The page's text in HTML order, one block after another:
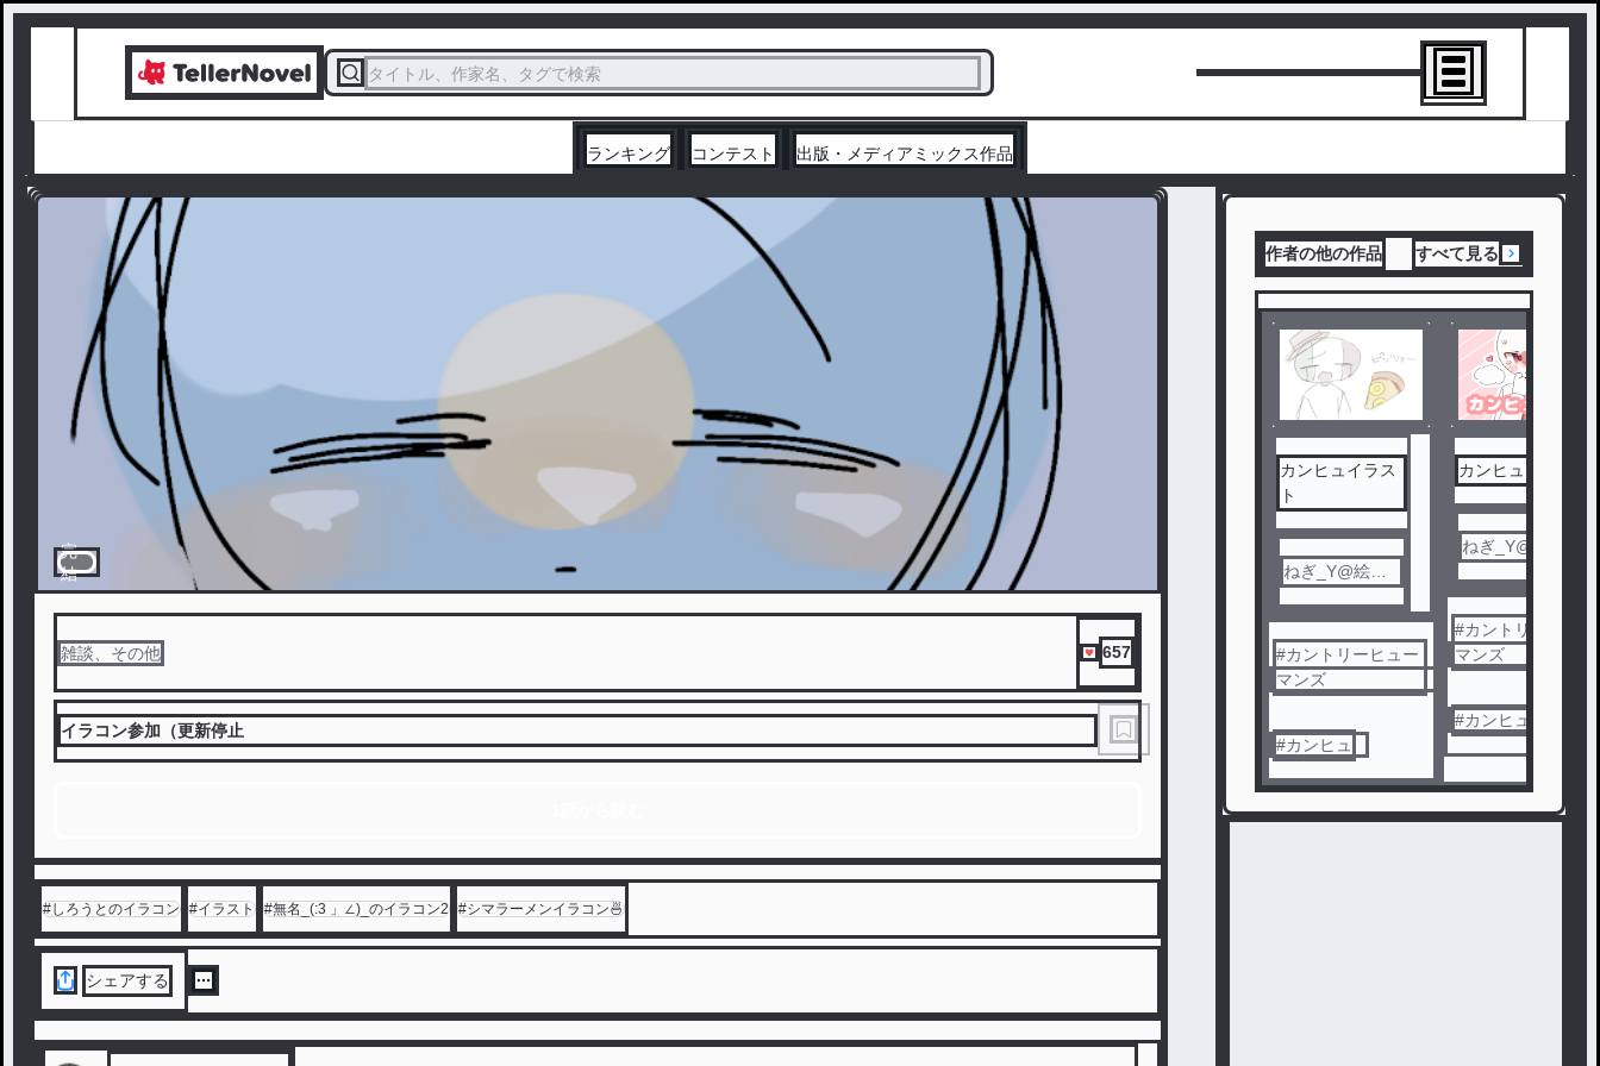
タイトル、作家名、タグで検索
ランキング コンテスト 出版・メディアミックス作品
完
結
雑談、その他 657
イラコン参加（更新停止
#しろうとのイラコン #イラスト #無名_(:3 」∠)_のイラコン2 #シマラーメンイラコン🍜
シェアする
作者の他の作品 すべて見る
カンヒュイラス
ト
ねぎ_Y@絵チ
#カントリーヒュー
マンズ
#カンヒュ
カンヒュBL
ねぎ_Y@絵チ
#カントリーヒュー
マンズ
#カンヒュ